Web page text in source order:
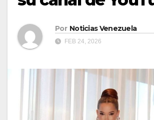
Por Noticias Venezuela
FEB 24, 2026